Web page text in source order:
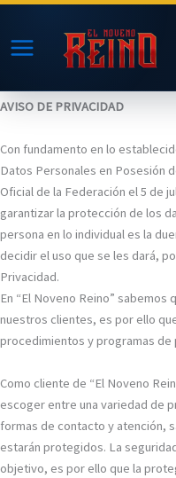
Ir
contenido
AVISO DE PRIVACIDAD
Con fundamento en lo
Datos Personales en Posesión
Oficial de la Federación el 5 de
garantizar la protección de los
persona en lo individual es la
decidir el uso que se les dará,
Privacidad.
En “El Noveno Reino”
nuestros clientes, es por ello
procedimientos y programas
Como cliente de “El Noveno
escoger entre una variedad de
formas de contacto y atención,
estarán protegidos. La
objetivo, es por ello que la